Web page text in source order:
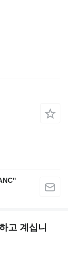
고 계십니